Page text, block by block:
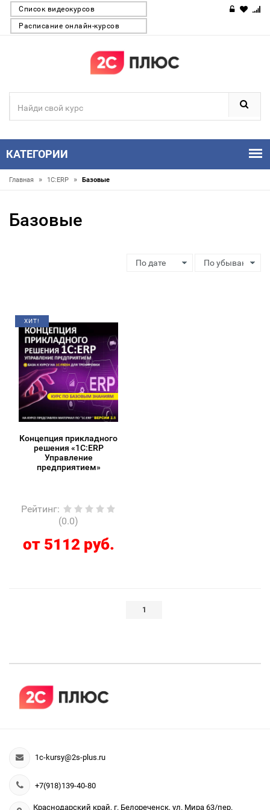
Список видеокурсов
Расписание онлайн-курсов
КАТЕГОРИИ
Главная » 1С:ERP » Базовые
Базовые
ХИТ!
Концепция прикладного
решения «1С:ERP
Управление
предприятием»
Рейтинг:
(0.0)
от 5112 руб.
1
1c-kursy@2s-plus.ru
+7(918)139-40-80
Краснодарский край, г. Белореченск, ул. Мира 63/пер.